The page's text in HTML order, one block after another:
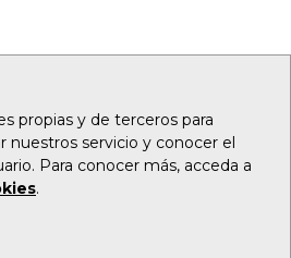
propias y de terceros para
nuestros servicio y conocer el
Para conocer más, acceda a
.